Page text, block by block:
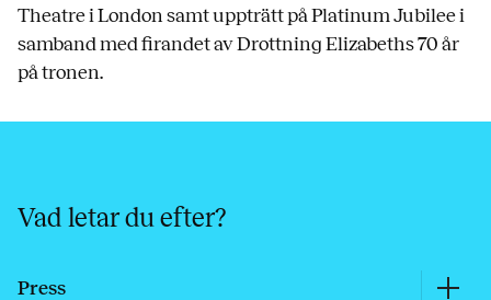
Theatre i London samt uppträtt på Platinum Jubilee i
samband med firandet av Drottning Elizabeths 70 år
på tronen.
Vad letar du efter?
Press